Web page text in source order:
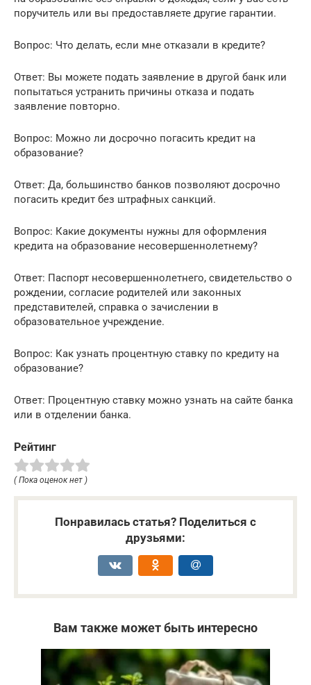
поручитель или вы предоставляете другие гарантии.
Вопрос: Что делать, если мне отказали в кредите?
Ответ: Вы можете подать заявление в другой банк или
попытаться устранить причины отказа и подать
заявление повторно.
Вопрос: Можно ли досрочно погасить кредит на
образование?
Ответ: Да, большинство банков позволяют досрочно
погасить кредит без штрафных санкций.
Вопрос: Какие документы нужны для оформления
кредита на образование несовершеннолетнему?
Ответ: Паспорт несовершеннолетнего, свидетельство о
рождении, согласие родителей или законных
представителей, справка о зачислении в
образовательное учреждение.
Вопрос: Как узнать процентную ставку по кредиту на
образование?
Ответ: Процентную ставку можно узнать на сайте банка
или в отделении банка.
Рейтинг
( Пока оценок нет )
Понравилась статья? Поделиться с
друзьями:
Вам также может быть интересно